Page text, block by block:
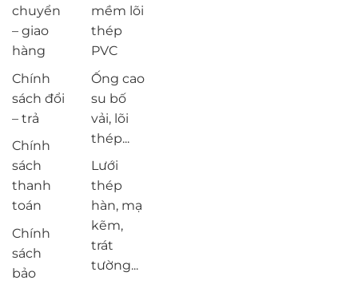
chuyển
– giao
hàng
Chính
sách đổi
– trả
Chính
sách
thanh
toán
Chính
sách
bảo
mềm lõi
thép
PVC
Ống cao
su bố
vải, lõi
thép...
Lưới
thép
hàn, mạ
kẽm,
trát
tường...